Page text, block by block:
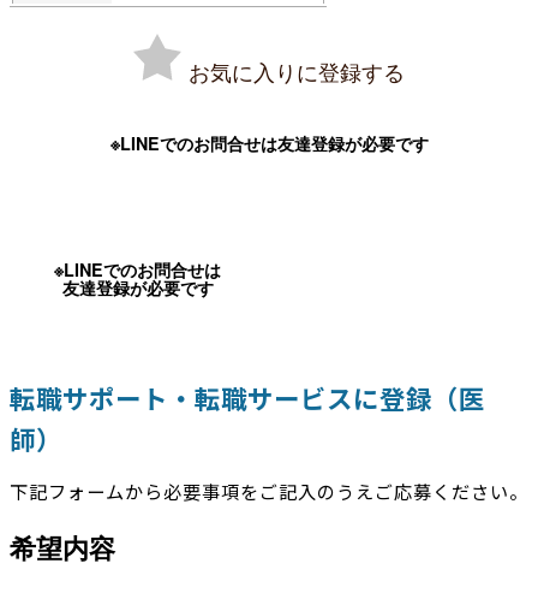
お気に入りに登録する
※LINEでのお問合せは友達登録が必要です
※LINEでのお問合せは
友達登録が必要です
転職サポート・転職サービスに登録（医
師）
下記フォームから必要事項をご記入のうえご応募ください。
希望内容